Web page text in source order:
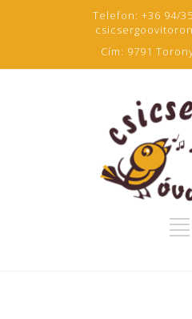
Telefon: +36 94/
Cím: 9791